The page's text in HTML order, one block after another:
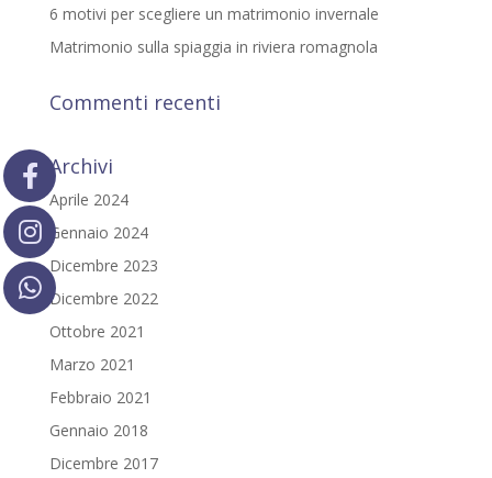
6 motivi per scegliere un matrimonio invernale
Matrimonio sulla spiaggia in riviera romagnola
Commenti recenti
Archivi
Aprile 2024
Gennaio 2024
Dicembre 2023
Dicembre 2022
Ottobre 2021
Marzo 2021
Febbraio 2021
Gennaio 2018
Dicembre 2017